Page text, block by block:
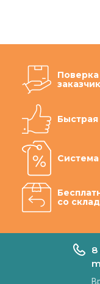
со
8